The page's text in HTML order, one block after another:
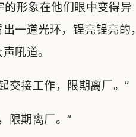
形象在他们眼中变得异
一道光环，锃亮锃亮的，
吼道。
交接工作，限期离厂。”
限期离厂。”